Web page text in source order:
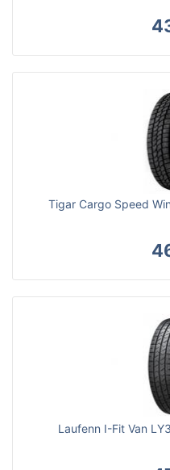
Tigar Cargo Speed
Laufenn I-Fit Van